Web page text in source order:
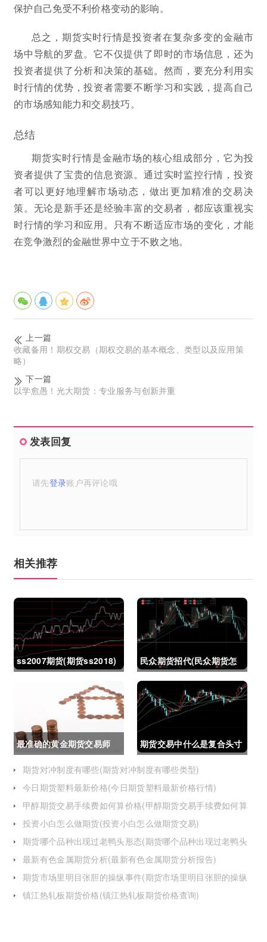
保护自己免受不利价格变动的影响。
总之，期货实时行情是投资者在复杂多变的金融市
场中导航的罗盘。它不仅提供了即时的市场信息，还为
投资者提供了分析和决策的基础。然而，要充分利用实
时行情的优势，投资者需要不断学习和实践，提高自己
的市场感知能力和交易技巧。
总结
期货实时行情是金融市场的核心组成部分，它为投
资者提供了宝贵的信息资源。通过实时监控行情，投资
者可以更好地理解市场动态，做出更加精准的交易决
策。无论是新手还是经验丰富的交易者，都应该重视实
时行情的学习和应用。只有不断适应市场的变化，才能
在竞争激烈的金融世界中立于不败之地。
上一篇
收藏备用！期权交易（期权交易的基本概念、类型以及应用策
略）
下一篇
以学愈愚！光大期货：专业服务与创新并重
发表回复
请先登录账户再评论哦
相关推荐
ss2007期货(期货ss2018)
民众期货招代(民众期货怎
么了)
最准确的黄金期货交易师
(最准确的黄金期货交易师
是谁)
期货交易中什么是复合头寸
(期货交易中什么是复合头
寸交易)
期货对冲制度有哪些(期货对冲制度有哪些类型)
今日期货塑料最新价格(今日期货塑料最新价格行情)
甲醇期货交易手续费如何算价格(甲醇期货交易手续费如何算
投资小白怎么做期货(投资小白怎么做期货交易)
期货哪个品种出现过老鸭头形态(期货哪个品种出现过老鸭头
最新有色金属期货分析(最新有色金属期货分析报告)
期货市场里明目张胆的操纵事件(期货市场里明目张胆的操纵
镇江热轧板期货价格(镇江热轧板期货价格查询)